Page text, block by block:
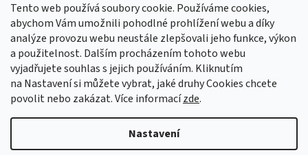
Tento web používá soubory cookie. Používáme cookies,
abychom Vám umožnili pohodlné prohlížení webu a díky
analýze provozu webu neustále zlepšovali jeho funkce, výkon
a použitelnost. Dalším procházením tohoto webu
vyjadřujete souhlas s jejich používáním. Kliknutím
na Nastavení si můžete vybrat, jaké druhy Cookies chcete
povolit nebo zakázat. Více informacízde.
Nastavení
Přijímáme online platby